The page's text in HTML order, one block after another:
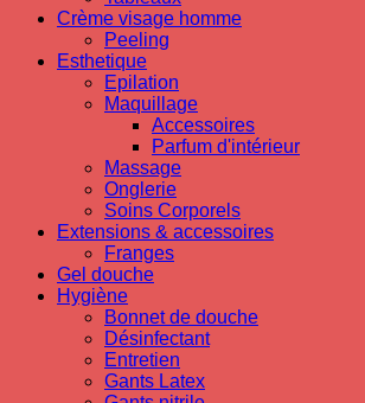
Crème visage homme
Peeling
Esthetique
Epilation
Maquillage
Accessoires
Parfum d'intérieur
Massage
Onglerie
Soins Corporels
Extensions & accessoires
Franges
Gel douche
Hygiène
Bonnet de douche
Désinfectant
Entretien
Gants Latex